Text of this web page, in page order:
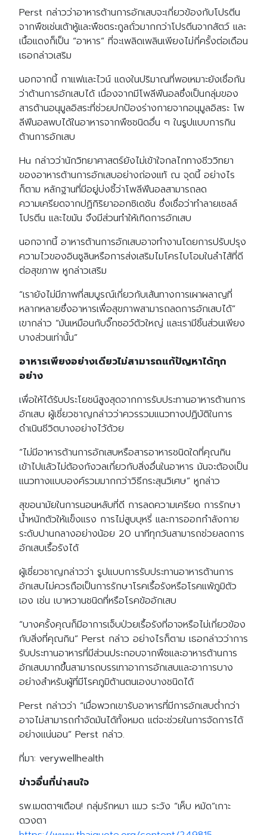
Perst กล่าวว่าอาหารต้านการอักเสบจะเกี่ยวข้องกับโปรตีน
จากพืชเช่นเต้าหู้และพืชตระกูลถั่วมากกว่าโปรตีนจากสัตว์ และ
เนื้อแดงก็เป็น “อาหาร” ที่จะเพลิดเพลินเพียงไม่กี่ครั้งต่อเดือน
เธอกล่าวเสริม
นอกจากนี้ กาแฟและไวน์ แดงในปริมาณที่พอเหมาะยังเชื่อกัน
ว่าต้านการอักเสบได้ เนื่องจากมีโพลีฟีนอลซึ่งเป็นกลุ่มของ
สารต้านอนุมูลอิสระที่ช่วยปกป้องร่างกายจากอนุมูลอิสระ โพ
ลีฟีนอลพบได้ในอาหารจากพืชชนิดอื่น ๆ ในรูปแบบการกิน
ต้านการอักเสบ
Hu กล่าวว่านักวิทยาศาสตร์ยังไม่เข้าใจกลไกทางชีววิทยา
ของอาหารต้านการอักเสบอย่างถ่องแท้ ณ จุดนี้ อย่างไร
ก็ตาม หลักฐานที่มีอยู่บ่งชี้ว่าโพลีฟีนอลสามารถลด
ความเครียดจากปฏิกิริยาออกซิเดชัน ซึ่งเชื่อว่าทำลายเซลล์
โปรตีน และไขมัน จึงมีส่วนทำให้เกิดการอักเสบ
นอกจากนี้ อาหารต้านการอักเสบอาจทำงานโดยการปรับปรุง
ความไวของอินซูลินหรือการส่งเสริมไมโครไบโอมในลำไส้ที่ดี
ต่อสุขภาพ หูกล่าวเสริม
“เรายังไม่มีภาพที่สมบูรณ์เกี่ยวกับเส้นทางการเผาผลาญที่
หลากหลายซึ่งอาหารเพื่อสุขภาพสามารถลดการอักเสบได้”
เขากล่าว “มันเหมือนกับจิ๊กซอว์ตัวใหญ่ และเรามีชิ้นส่วนเพียง
บางส่วนเท่านั้น”
อาหารเพียงอย่างเดียวไม่สามารถแก้ปัญหาได้ทุก
อย่าง
เพื่อให้ได้รับประโยชน์สูงสุดจากการรับประทานอาหารต้านการ
อักเสบ ผู้เชี่ยวชาญกล่าวว่าควรรวมแนวทางปฏิบัติในการ
ดำเนินชีวิตบางอย่างไว้ด้วย
“ไม่มีอาหารต้านการอักเสบหรือสารอาหารชนิดใดที่คุณกิน
เข้าไปแล้วไม่ต้องกังวลเกี่ยวกับสิ่งอื่นในอาหาร มันจะต้องเป็น
แนวทางแบบองค์รวมมากกว่าวิธีกระสุนวิเศษ” หูกล่าว
สุขอนามัยในการนอนหลับที่ดี การลดความเครียด การรักษา
น้ำหนักตัวให้แข็งแรง การไม่สูบบุหรี่ และการออกกำลังกาย
ระดับปานกลางอย่างน้อย 20 นาทีทุกวันสามารถช่วยลดการ
อักเสบเรื้อรังได้
ผู้เชี่ยวชาญกล่าวว่า รูปแบบการรับประทานอาหารต้านการ
อักเสบไม่ควรถือเป็นการรักษาโรคเรื้อรังหรือโรคแพ้ภูมิตัว
เอง เช่น เบาหวานชนิดที่หรือโรคข้ออักเสบ
“บางครั้งคุณก็มีอาการเจ็บป่วยเรื้อรังที่อาจหรือไม่เกี่ยวข้อง
กับสิ่งที่คุณกิน” Perst กล่าว อย่างไรก็ตาม เธอกล่าวว่าการ
รับประทานอาหารที่มีส่วนประกอบจากพืชและอาหารต้านการ
อักเสบมากขึ้นสามารถบรรเทาอาการอักเสบและอาการบาง
อย่างสำหรับผู้ที่มีโรคภูมิต้านตนเองบางชนิดได้
Perst กล่าวว่า “เมื่อพวกเขารับอาหารที่มีการอักเสบต่ำกว่า
อาจไม่สามารถกำจัดมันได้ทั้งหมด แต่จะช่วยในการจัดการได้
อย่างแน่นอน” Perst กล่าว.
ที่มา: verywellhealth
ข่าวอื่นที่น่าสนใจ
รพ.เมตตาฯเตือน! กลุ่มรักหมา แมว ระวัง “เห็บ หมัด”เกาะ
ดวงตา